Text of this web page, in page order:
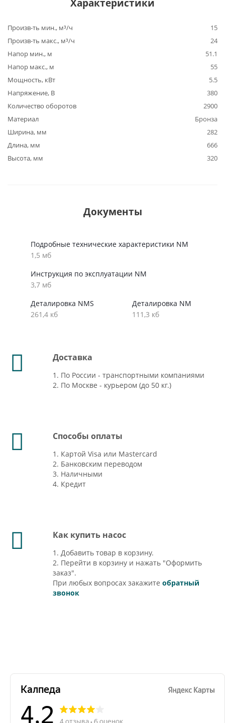
Характеристики
Произв-ть мин., м³/ч
15
Произв-ть макс., м³/ч
24
Напор мин., м
51.1
Напор макс., м
55
Мощность, кВт
5.5
Напряжение, В
380
Количество оборотов
2900
Материал
Бронза
Ширина, мм
282
Длина, мм
666
Высота, мм
320
Документы
Подробные технические характеристики NM
1,5 мб
Инструкция по эксплуатации NM
3,7 мб
Деталировка NMS
261,4 кб
Деталировка NM
111,3 кб
Доставка
1. По России - транспортными компаниями
2. По Москве - курьером (до 50 кг.)
Способы оплаты
1. Картой Visa или Mastercard
2. Банковским переводом
3. Наличными
4. Кредит
Как купить насос
1. Добавить товар в корзину.
2. Перейти в корзину и нажать "Оформить
заказ".
При любых вопросах закажите обратный
звонок